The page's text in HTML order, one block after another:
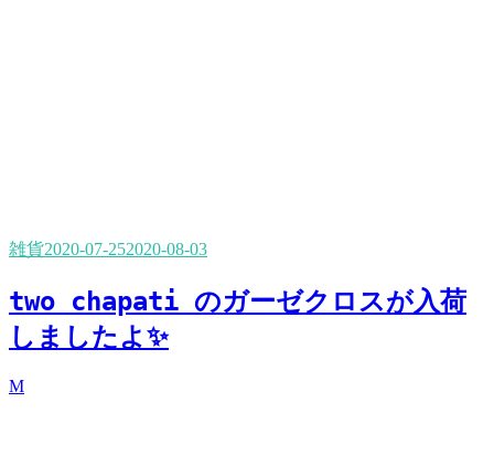
雑貨2020-07-252020-08-03
two chapati のガーゼクロスが入荷
しましたよ✨
M